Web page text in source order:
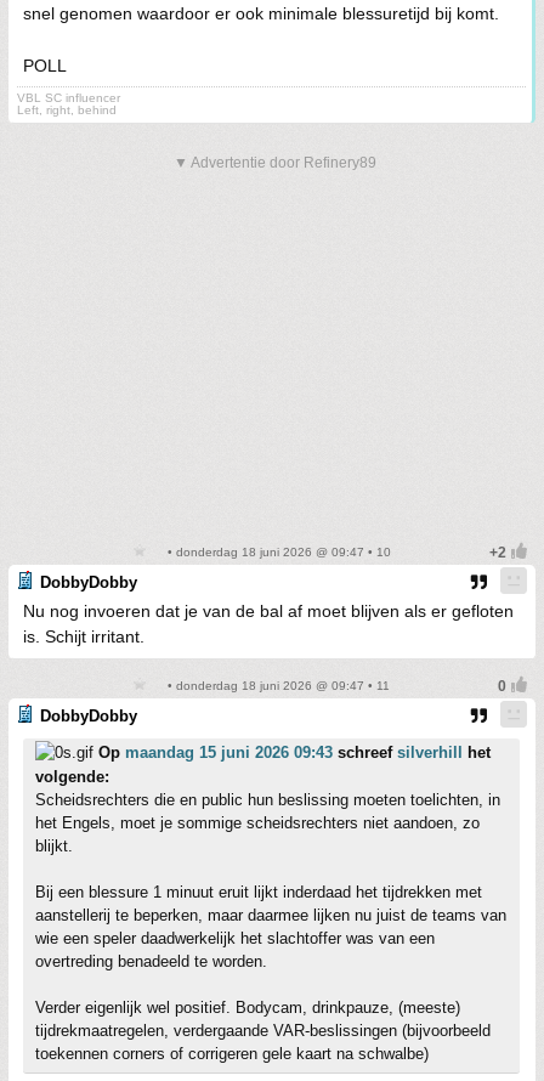
snel genomen waardoor er ook minimale blessuretijd bij komt.
POLL
VBL SC influencer
Left, right, behind
▼ Advertentie door Refinery89
• donderdag 18 juni 2026 @ 09:47 • 10
DobbyDobby
Nu nog invoeren dat je van de bal af moet blijven als er gefloten
is. Schijt irritant.
• donderdag 18 juni 2026 @ 09:47 • 11
DobbyDobby
Op maandag 15 juni 2026 09:43 schreef silverhill
het
volgende:
Scheidsrechters die en public hun beslissing moeten toelichten, in
het Engels, moet je sommige scheidsrechters niet aandoen, zo
blijkt.
Bij een blessure 1 minuut eruit lijkt inderdaad het tijdrekken met
aanstellerij te beperken, maar daarmee lijken nu juist de teams van
wie een speler daadwerkelijk het slachtoffer was van een
overtreding benadeeld te worden.
Verder eigenlijk wel positief. Bodycam, drinkpauze, (meeste)
tijdrekmaatregelen, verdergaande VAR-beslissingen (bijvoorbeeld
toekennen corners of corrigeren gele kaart na schwalbe)